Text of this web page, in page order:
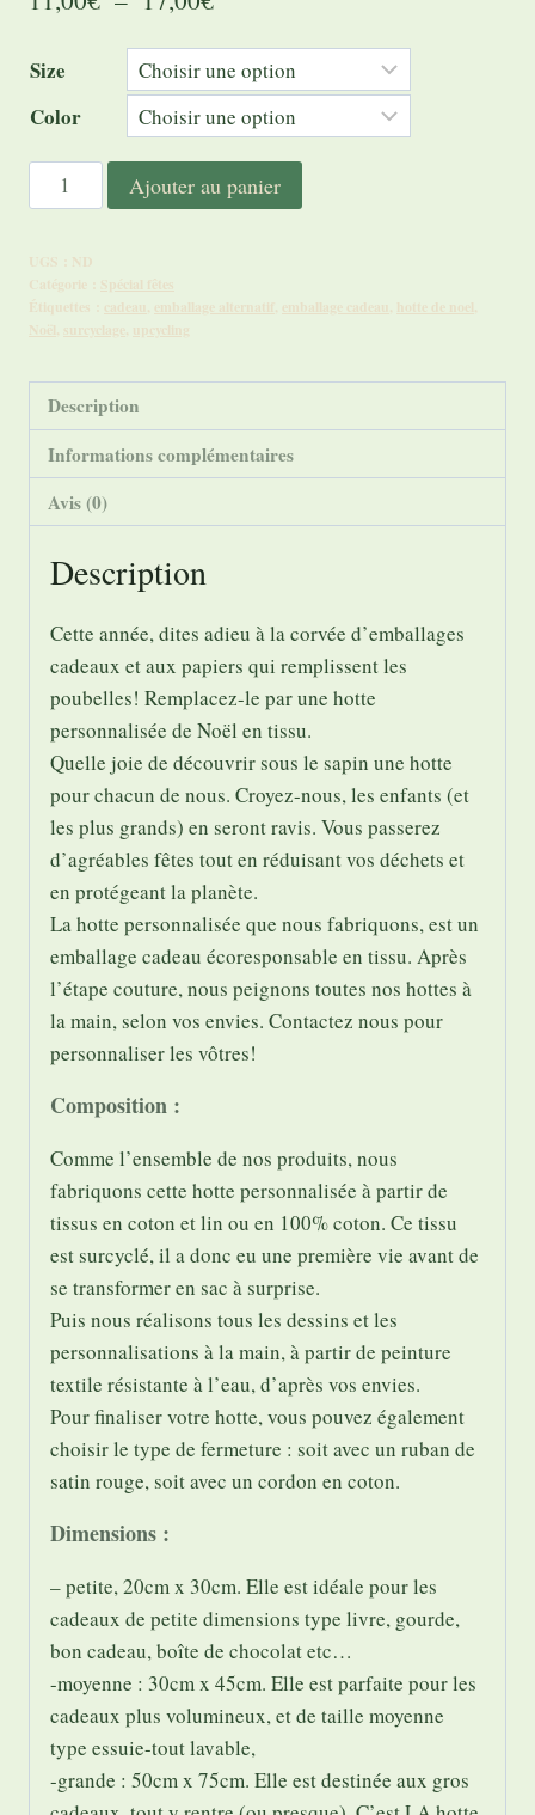
de
prix :
11,00€
à
17,00€
Size
Color
quantité
de
personnalisée,
hotte
de
emballage
cadeau
tissu
Ajouter au panier
UGS : ND
Catégorie : Spécial fêtes
Étiquettes : cadeau, emballage alternatif, emballage cadeau, hotte de noel,
Noël, surcyclage , upcycling
Description
Informations complémentaires
Avis (0)
Description
Cette année, dites adieu à la corvée d’emballages
cadeaux et aux papiers qui remplissent les
poubelles! Remplacez-le par une hotte
personnalisée de Noël en tissu.
Quelle joie de découvrir sous le sapin une hotte
pour chacun de nous. Croyez-nous, les enfants (et
les plus grands) en seront ravis. Vous passerez
d’agréables fêtes tout en réduisant vos déchets et
en protégeant la planète.
La hotte personnalisée que nous fabriquons, est un
emballage cadeau écoresponsable en tissu. Après
l’étape couture, nous peignons toutes nos hottes à
la main, selon vos envies. Contactez nous pour
personnaliser les vôtres!
Composition :
Comme l’ensemble de nos produits, nous
fabriquons cette hotte personnalisée à partir de
tissus en coton et lin ou en 100% coton. Ce tissu
est surcyclé, il a donc eu une première vie avant de
se transformer en sac à surprise.
Puis nous réalisons tous les dessins et les
personnalisations à la main, à partir de peinture
textile résistante à l’eau, d’après vos envies.
Pour finaliser votre hotte, vous pouvez également
choisir le type de fermeture : soit avec un ruban de
satin rouge, soit avec un cordon en coton.
Dimensions :
– petite, 20cm x 30cm. Elle est idéale pour les
cadeaux de petite dimensions type livre, gourde,
bon cadeau, boîte de chocolat etc…
-moyenne : 30cm x 45cm. Elle est parfaite pour les
cadeaux plus volumineux, et de taille moyenne
type essuie-tout lavable,
-grande : 50cm x 75cm. Elle est destinée aux gros